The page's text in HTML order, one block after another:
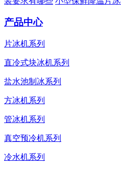
产品中心
片冰机系列
直冷式块冰机系列
盐水池制冰系列
方冰机系列
管冰机系列
真空预冷机系列
冷水机系列